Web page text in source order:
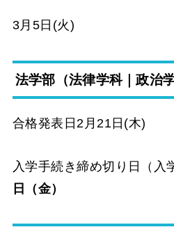
3月5日(火)
法学部（法律学科｜政治学
合格発表日2月21日(木)
入学手続き締め切り日（入
日（金）